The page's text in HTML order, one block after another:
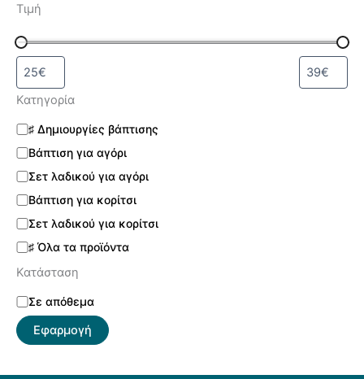
Τιμή
Κατηγορία
♯ Δημιουργίες βάπτισης
Βάπτιση για αγόρι
Σετ λαδικού για αγόρι
Βάπτιση για κορίτσι
Σετ λαδικού για κορίτσι
♯ Όλα τα προϊόντα
Κατάσταση
Σε απόθεμα
Εφαρμογή